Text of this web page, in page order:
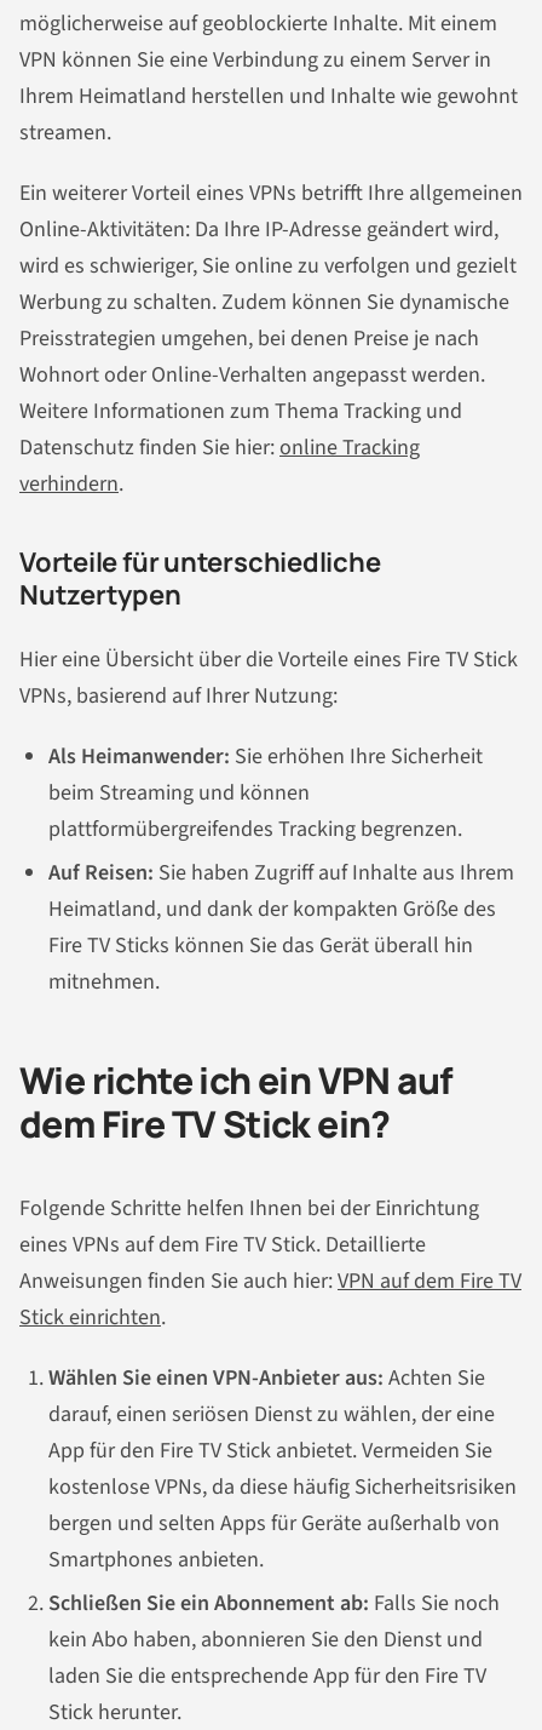
möglicherweise auf geoblockierte Inhalte. Mit einem
VPN können Sie eine Verbindung zu einem Server in
Ihrem Heimatland herstellen und Inhalte wie gewohnt
streamen.
Ein weiterer Vorteil eines VPNs betrifft Ihre allgemeinen
Online-Aktivitäten: Da Ihre IP-Adresse geändert wird,
wird es schwieriger, Sie online zu verfolgen und gezielt
Werbung zu schalten. Zudem können Sie dynamische
Preisstrategien umgehen, bei denen Preise je nach
Wohnort oder Online-Verhalten angepasst werden.
Weitere Informationen zum Thema Tracking und
Datenschutz finden Sie hier:online Tracking
verhindern.
Vorteile für unterschiedliche
Nutzertypen
Hier eine Übersicht über die Vorteile eines Fire TV Stick
VPNs, basierend auf Ihrer Nutzung:
Als Heimanwender: Sie erhöhen Ihre Sicherheit
beim Streaming und können
plattformübergreifendes Tracking begrenzen.
Auf Reisen: Sie haben Zugriff auf Inhalte aus Ihrem
Heimatland, und dank der kompakten Größe des
Fire TV Sticks können Sie das Gerät überall hin
mitnehmen.
Wie richte ich ein VPN auf
dem Fire TV Stick ein?
Folgende Schritte helfen Ihnen bei der Einrichtung
eines VPNs auf dem Fire TV Stick. Detaillierte
Anweisungen finden Sie auch hier:VPN auf dem Fire TV
Stick einrichten.
Wählen Sie einen VPN-Anbieter aus: Achten Sie
darauf, einen seriösen Dienst zu wählen, der eine
App für den Fire TV Stick anbietet. Vermeiden Sie
kostenlose VPNs, da diese häufig Sicherheitsrisiken
bergen und selten Apps für Geräte außerhalb von
Smartphones anbieten.
Schließen Sie ein Abonnement ab: Falls Sie noch
kein Abo haben, abonnieren Sie den Dienst und
laden Sie die entsprechende App für den Fire TV
Stick herunter.